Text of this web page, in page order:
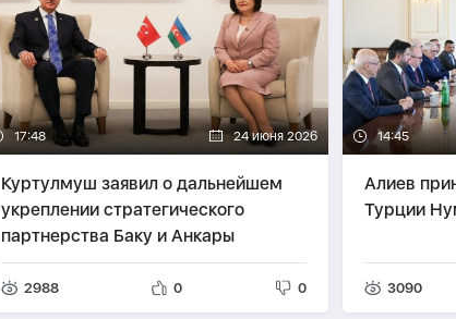
17:48 24 июня 2026
Куртулмуш заявил о дальнейшем
укреплении стратегического
партнерства Баку и Анкары
2988 0 0
14:45
Алиев
Турции
3090